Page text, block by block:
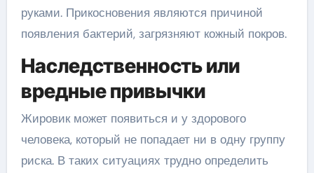
руками. Прикосновения являются причиной
появления бактерий, загрязняют кожный покров.
Наследственность или
вредные привычки
Жировик может появиться и у здорового
человека, который не попадает ни в одну группу
риска. В таких ситуациях трудно определить